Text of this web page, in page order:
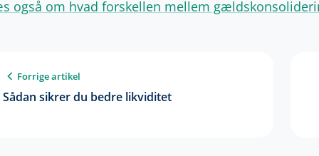
også om hvad forskellen mellem
Forrige artikel
Sådan sikrer du bedre likviditet